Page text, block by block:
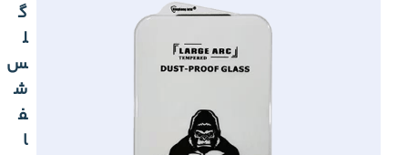
گ
ل
س
ش
ف
ا